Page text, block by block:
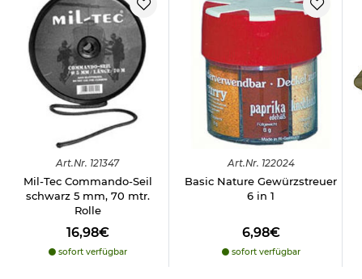
Art.Nr. 121347
Mil-Tec Commando-Seil
schwarz 5 mm, 70 mtr.
Rolle
16,98€
sofort verfügbar
Art.Nr. 122024
Basic Nature Gewürzstreuer
6 in 1
6,98€
sofort verfügbar